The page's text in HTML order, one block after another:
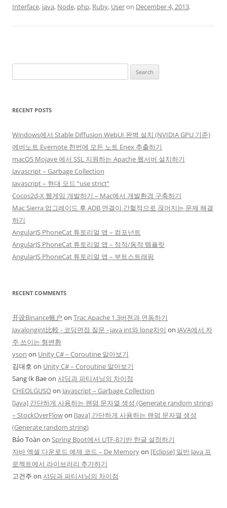
Interface, java, Node, php, Ruby, Useron December 4, 2013.
for:
RECENT POSTS
Windows에서 Stable Diffusion WebUI 완벽 설치 (NVIDIA GPU 기준)
에버노트 Evernote 한번에 모든 노트 Enex 추출하기
macOS Mojave 에서 SSL 지원하는 Apache 웹서버 설치하기
Javascript – Garbage Collection
Javascript – 현대 모드 “use strict”
Cocos2d-X 웹게임 개발하기 – Mac에서 개발환경 구축하기
Mac Sierra 업그레이드 후 ADB 연결이 간헐적으로 끊어지는 문제 해결
하기
AngularJS PhoneCat 튜토리얼 앱 – 컴포넌트
AngularJS PhoneCat 튜토리얼 앱 – 정적/동적 템플릿
AngularJS PhoneCat 튜토리얼 앱 – 부트스트래핑
RECENT COMMENTS
开设Binance账户 on Trac Apache 1.3버젼과 연동하기
Javalongint比較 - 코딩면접 질문 - java int와 long차이 on JAVA에서 자
주 쓰이는 형변환
yson on Unity C# – Coroutine 알아보기
김대호 on Unity C# – Coroutine 알아보기
Sang Ik Baeon 샤딩과 파티셔닝의 차이점
CHEOLGUSOon Javascript – Garbage Collection
[Java] 간단하게 사용하는 랜덤 문자열 생성 (Generate random string)
– StockOverFlowon [Java] 간단하게 사용하는 랜덤 문자열 생성
(Generate random string)
Bảo Toàn on Spring Boot에서 UTF-8기반 한글 설정하기
자바 엑셀 다운로드 예제 코드 – De Memoryon [Eclipse] 일반 Java 프
로젝트에서 라이브러리 추가하기
고건주 on 샤딩과 파티셔닝의 차이점